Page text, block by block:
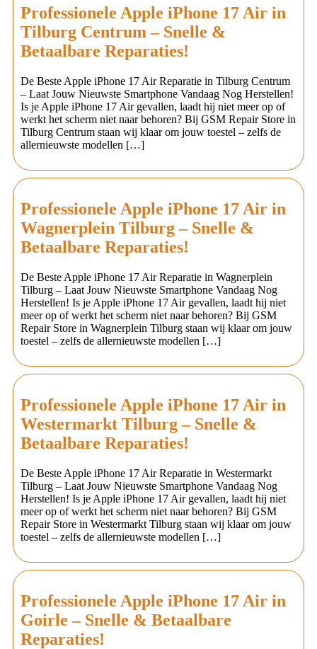
Professionele Apple iPhone 17 Air in
Tilburg Centrum – Snelle &
Betaalbare Reparaties!
De Beste Apple iPhone 17 Air Reparatie in Tilburg Centrum
– Laat Jouw Nieuwste Smartphone Vandaag Nog Herstellen!
Is je Apple iPhone 17 Air gevallen, laadt hij niet meer op of
werkt het scherm niet naar behoren? Bij GSM Repair Store in
Tilburg Centrum staan wij klaar om jouw toestel – zelfs de
allernieuwste modellen […]
Professionele Apple iPhone 17 Air in
Wagnerplein Tilburg – Snelle &
Betaalbare Reparaties!
De Beste Apple iPhone 17 Air Reparatie in Wagnerplein
Tilburg – Laat Jouw Nieuwste Smartphone Vandaag Nog
Herstellen! Is je Apple iPhone 17 Air gevallen, laadt hij niet
meer op of werkt het scherm niet naar behoren? Bij GSM
Repair Store in Wagnerplein Tilburg staan wij klaar om jouw
toestel – zelfs de allernieuwste modellen […]
Professionele Apple iPhone 17 Air in
Westermarkt Tilburg – Snelle &
Betaalbare Reparaties!
De Beste Apple iPhone 17 Air Reparatie in Westermarkt
Tilburg – Laat Jouw Nieuwste Smartphone Vandaag Nog
Herstellen! Is je Apple iPhone 17 Air gevallen, laadt hij niet
meer op of werkt het scherm niet naar behoren? Bij GSM
Repair Store in Westermarkt Tilburg staan wij klaar om jouw
toestel – zelfs de allernieuwste modellen […]
Professionele Apple iPhone 17 Air in
Goirle – Snelle & Betaalbare
Reparaties!